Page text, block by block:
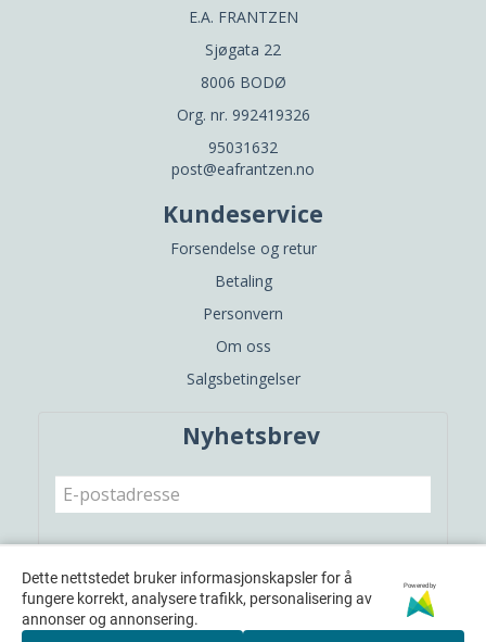
E.A. FRANTZEN
Sjøgata 22
8006 BODØ
Org. nr. 992419326
95031632
post@eafrantzen.no
Kundeservice
Forsendelse og retur
Betaling
Personvern
Om oss
Salgsbetingelser
Nyhetsbrev
Dette nettstedet bruker informasjonskapsler for å
fungere korrekt, analysere trafikk, personalisering av
annonser og annonsering.
Powered by